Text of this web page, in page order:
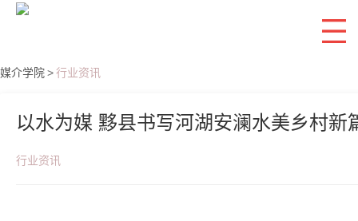
媒介学院>行业资讯
以水为媒 黟县书写河湖安澜水美乡村新
行业资讯